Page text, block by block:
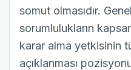
somut olmasıdır.
sorumlulukların
karar alma yetkisinin
açıklanması